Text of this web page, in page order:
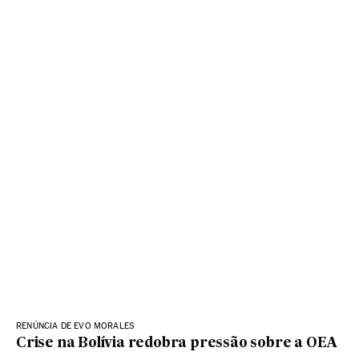
RENÚNCIA DE EVO MORALES
Crise na Bolívia redobra pressão sobre a OEA